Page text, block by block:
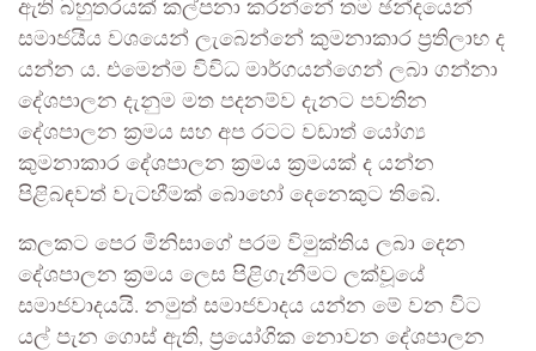
ඇති බහුතරයක් කල්පනා කරන්නේ තම ඡන්දයෙන්
සමාජයීය වශයෙන් ලැබෙන්නේ කුමනාකාර ප්‍රතිලාභ ද
යන්න ය. එමෙන්ම විවිධ මාර්ගයන්ගෙන් ලබා ගන්නා
දේශපාලන දැනුම මත පදනම්ව දැනට පවතින
දේශපාලන ක්‍රමය සහ අප රටට වඩාත් යෝග්‍ය
කුමනාකාර දේශපාලන ක්‍රමය ක්‍රමයක් ද යන්න
පිළිබඳවත් වැටහීමක් බොහෝ දෙනෙකුට තිබේ.
කලකට පෙර මිනිසාගේ පරම විමුක්තිය ලබා දෙන
දේශපාලන ක්‍රමය ලෙස පිළිගැනීමට ලක්වූයේ
සමාජවාදයයි. නමුත් සමාජවාදය යන්න මේ වන විට
යල් පැන ගොස් ඇති, ප්‍රයෝගික නොවන දේශපාලන